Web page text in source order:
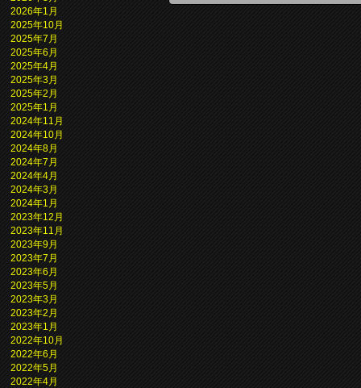
2026年1月
2025年10月
2025年7月
2025年6月
2025年4月
2025年3月
2025年2月
2025年1月
2024年11月
2024年10月
2024年8月
2024年7月
2024年4月
2024年3月
2024年1月
2023年12月
2023年11月
2023年9月
2023年7月
2023年6月
2023年5月
2023年3月
2023年2月
2023年1月
2022年10月
2022年6月
2022年5月
2022年4月